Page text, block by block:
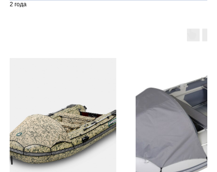
2 года
г. Казань,
ул. Четаева, д. 66А
+7 (843) 203-85-85